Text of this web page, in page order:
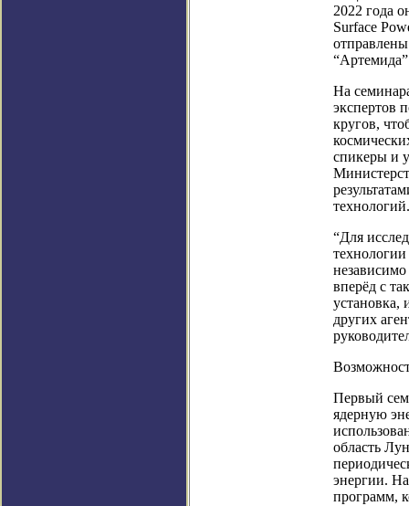
2022 года
Surface
На
экспертов
кругов,
спикеры и
технологий.
“Для
вперёд с
установка,
других
Первый
ядерную
область
энергии.
программ,